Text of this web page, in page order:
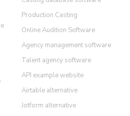
Production Casting
Online Audition Software
Agency management software
Talent agency software
API example website
Airtable alternative
Jotform alternative